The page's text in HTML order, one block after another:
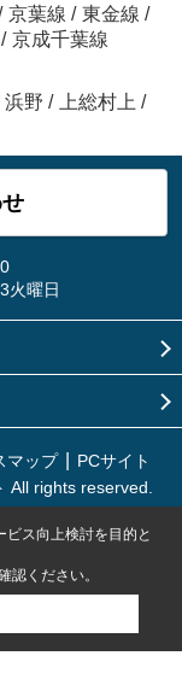
京葉線 / 東金線 /
/ 京成千葉線
浜野 / 上総村上 /
火曜日
マップ
PCサイト
All rights reserved.
ス向上検討を目的と
認ください。